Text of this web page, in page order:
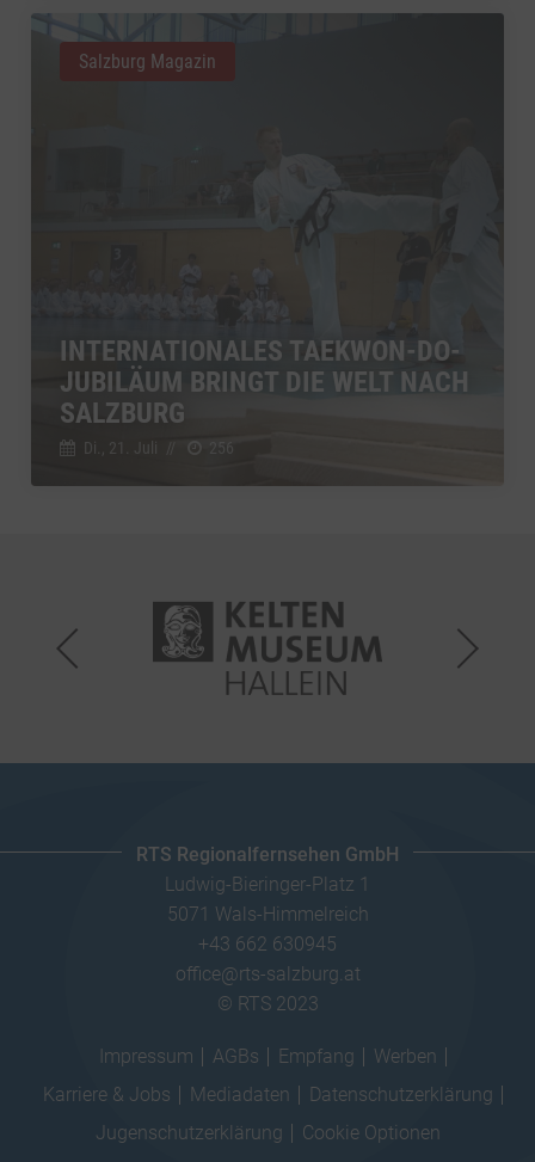
INTERNATIONALES TAEKWON-DO-
JUBILÄUM BRINGT DIE WELT NACH
SALZBURG
Di., 21. Juli // 256
Salzburg Magazin
RTS Regionalfernsehen GmbH
Ludwig-Bieringer-Platz 1
5071 Wals-Himmelreich
+43 662 630945
office@rts-salzburg.at
© RTS 2023
Impressum AGBs Empfang
Werben
Karriere & Jobs
Mediadaten
Datenschutzerklärung
Jugenschutzerklärung
Cookie Optionen